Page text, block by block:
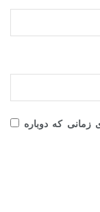
زمانی که دوباره